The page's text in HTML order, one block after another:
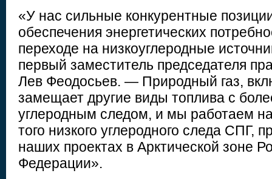
«У нас сильные конкурентные
обеспечения энергетических
переходе на низкоуглеродные
первый заместитель председателя
Лев Феодосьев. — Природный газ,
замещает другие виды топлива с
углеродным следом, и мы работаем
того низкого углеродного следа СПГ,
наших проектах в Арктической зоне
Федерации».